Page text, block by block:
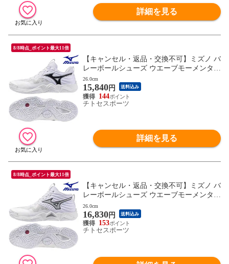
詳細を見る
8/8時点_ポイント最大11倍
【キャンセル・返品・交換不可】ミズノ バ
レーボールシューズ ウエーブモーメンタム
ELITE WIDE V1GA251351 ユニセックス 2
025AW RFCL
26.0cm
15,840円 送料込み
144
チトセスポーツ
詳細を見る
8/8時点_ポイント最大11倍
【キャンセル・返品・交換不可】ミズノ バ
レーボールシューズ ウエーブモーメンタム
ELITE MID V1GA251751 ユニセックス 202
5AW RFCL
26.0cm
16,830円 送料込み
153
チトセスポーツ